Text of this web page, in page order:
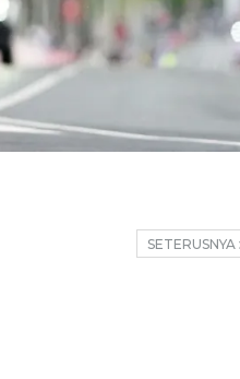
SETERUSNYA
Tren Bergeser, Generasi
Di…